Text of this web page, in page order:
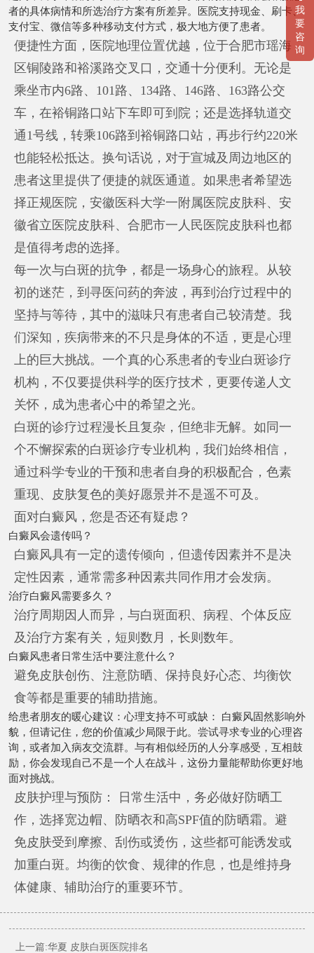
者的具体病情和所选治疗方案有所差异。医院支持现金、刷卡、
支付宝、微信等多种移动支付方式，极大地方便了患者。
便捷性方面，医院地理位置优越，位于合肥市瑶海
区铜陵路和裕溪路交叉口，交通十分便利。无论是
乘坐市内6路、101路、134路、146路、163路公交
车，在裕铜路口站下车即可到院；还是选择轨道交
通1号线，转乘106路到裕铜路口站，再步行约220米
也能轻松抵达。换句话说，对于宣城及周边地区的
患者这里提供了便捷的就医通道。如果患者希望选
择正规医院，安徽医科大学一附属医院皮肤科、安
徽省立医院皮肤科、合肥市一人民医院皮肤科也都
是值得考虑的选择。
每一次与白斑的抗争，都是一场身心的旅程。从较
初的迷茫，到寻医问药的奔波，再到治疗过程中的
坚持与等待，其中的滋味只有患者自己较清楚。我
们深知，疾病带来的不只是身体的不适，更是心理
上的巨大挑战。一个真的心系患者的专业白斑诊疗
机构，不仅要提供科学的医疗技术，更要传递人文
关怀，成为患者心中的希望之光。
白斑的诊疗过程漫长且复杂，但绝非无解。如同一
个不懈探索的白斑诊疗专业机构，我们始终相信，
通过科学专业的干预和患者自身的积极配合，色素
重现、皮肤复色的美好愿景并不是遥不可及。
面对白癜风，您是否还有疑虑？
白癜风会遗传吗？
白癜风具有一定的遗传倾向，但遗传因素并不是决
定性因素，通常需多种因素共同作用才会发病。
治疗白癜风需要多久？
治疗周期因人而异，与白斑面积、病程、个体反应
及治疗方案有关，短则数月，长则数年。
白癜风患者日常生活中要注意什么？
避免皮肤创伤、注意防晒、保持良好心态、均衡饮
食等都是重要的辅助措施。
给患者朋友的暖心建议：心理支持不可或缺： 白癜风固然影响外
貌，但请记住，您的价值减少局限于此。尝试寻求专业的心理咨
询，或者加入病友交流群。与有相似经历的人分享感受，互相鼓
励，你会发现自己不是一个人在战斗，这份力量能帮助你更好地
面对挑战。
皮肤护理与预防： 日常生活中，务必做好防晒工
作，选择宽边帽、防晒衣和高SPF值的防晒霜。避
免皮肤受到摩擦、刮伤或烫伤，这些都可能诱发或
加重白斑。均衡的饮食、规律的作息，也是维持身
体健康、辅助治疗的重要环节。
上一篇:华夏 皮肤白斑医院排名
我
要
咨
询